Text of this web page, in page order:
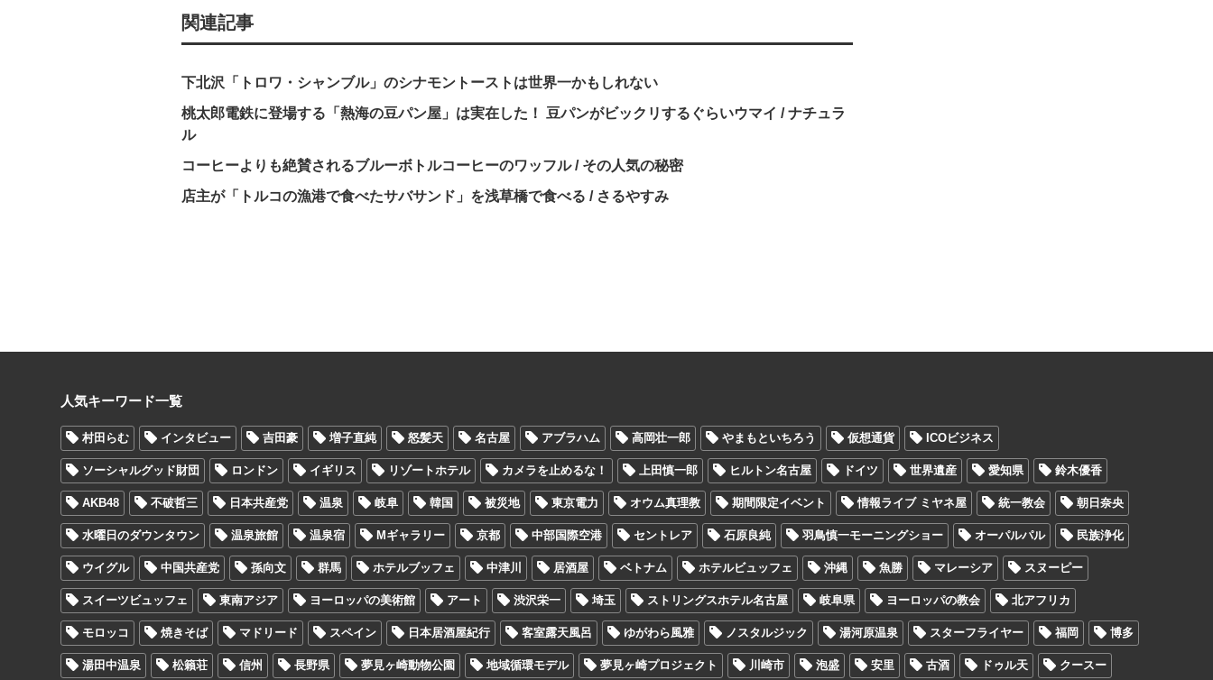
関連記事
下北沢「トロワ・シャンブル」のシナモントーストは世界一かもしれない
桃太郎電鉄に登場する「熱海の豆パン屋」は実在した！ 豆パンがビックリするぐらいウマイ / ナチュラ
ル
コーヒーよりも絶賛されるブルーボトルコーヒーのワッフル / その人気の秘密
店主が「トルコの漁港で食べたサバサンド」を浅草橋で食べる / さるやすみ
人気キーワード一覧
村田らむ インタビュー 吉田豪 増子直純 怒髪天 名古屋 アブラハム 高岡壮一郎 やまもといちろう 仮想通貨 ICOビジネス
ソーシャルグッド財団 ロンドン イギリス リゾートホテル カメラを止めるな！ 上田慎一郎 ヒルトン名古屋 ドイツ 世界遺産 愛知県 鈴木優香
AKB48 不破哲三 日本共産党 温泉 岐阜 韓国 被災地 東京電力 オウム真理教 期間限定イベント 情報ライブ ミヤネ屋 統一教会 朝日奈央
水曜日のダウンタウン 温泉旅館 温泉宿 Mギャラリー 京都 中部国際空港 セントレア 石原良純 羽鳥慎一モーニングショー オーパルパル 民族浄化
ウイグル 中国共産党 孫向文 群馬 ホテルブッフェ 中津川 居酒屋 ベトナム ホテルビュッフェ 沖縄 魚勝 マレーシア スヌーピー
スイーツビュッフェ 東南アジア ヨーロッパの美術館 アート 渋沢栄一 埼玉 ストリングスホテル名古屋 岐阜県 ヨーロッパの教会 北アフリカ
モロッコ 焼きそば マドリード スペイン 日本居酒屋紀行 客室露天風呂 ゆがわら風雅 ノスタルジック 湯河原温泉 スターフライヤー 福岡 博多
湯田中温泉 松籟荘 信州 長野県 夢見ヶ崎動物公園 地域循環モデル 夢見ヶ崎プロジェクト 川崎市 泡盛 安里 古酒 ドゥル天 クースー